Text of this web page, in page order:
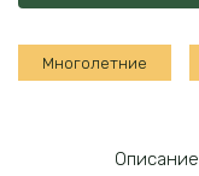
Хало
Многолетние
Описание